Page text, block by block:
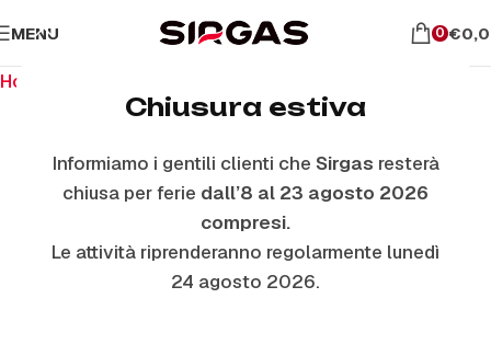
Chiusura estiva
Informiamo i gentili clienti che Sirgas resterà
chiusa per ferie dall’8 al 23 agosto 2026
compresi.
Le attività riprenderanno regolarmente lunedì
24 agosto 2026.
MENU 0 €
Home